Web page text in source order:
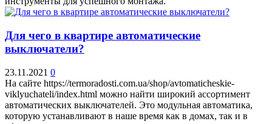
Для чего в квартире автоматические
выключатели?
23.11.2021 0
На сайте https://termoradosti.com.ua/shop/avtomaticheskie-
viklyuchateli/index.html можно найти широкий ассортимент
автоматических выключателей. Это модульная автоматика,
которую устанавливают в наше время как в домах, так и в